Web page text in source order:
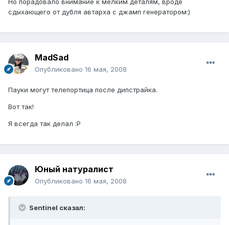
сдыхающего от дубля автарха с джамп генератором:)
MadSad
Опубликовано 16 мая, 2008
Пауки могут телепортица после дипстрайка.
Вот так!
Я всегда так делал :P
Юный натуралист
Опубликовано 16 мая, 2008
Sentinel сказал: